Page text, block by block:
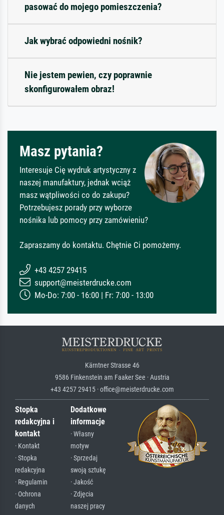
pasować do mojego pomieszczenia?
Jak wybrać odpowiedni nośnik?
Nie jestem pewien, czy poprawnie
skonfigurowałem obraz!
Masz pytania?
Interesuje Cię wydruk artystyczny z
naszej manufaktury, jednak wciąż
masz wątpliwości co do zakupu?
Potrzebujesz porady przy wyborze
nośnika lub pomocy przy zamówieniu?
Zapraszamy do kontaktu. Chętnie Ci pomożemy.
+43 4257 29415
support@meisterdrucke.com
Mo-Do: 7:00 - 16:00 | Fr: 7:00 - 13:00
Kärntner Strasse 46
9586 Finkenstein am Faaker See · Austria
+43 4257 29415 · office@meisterdrucke.com
Stopka
redakcyjna i
kontakt
· Kontakt
· Stopka
redakcyjna
· Regulamin
· Ochrona
danych
Dodatkowe
informacje
· Własny
motyw
· Sprzedaj
swoją sztukę
· Jakość
· Zdjęcia
naszej pracy